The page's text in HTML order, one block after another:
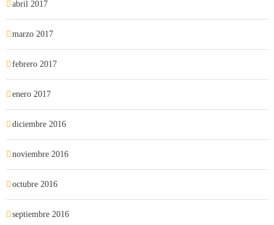
abril 2017
marzo 2017
febrero 2017
enero 2017
diciembre 2016
noviembre 2016
octubre 2016
septiembre 2016